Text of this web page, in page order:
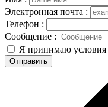
Электронная почта :
Телефон :
Сообщение :
Я принимаю условия
Отправить